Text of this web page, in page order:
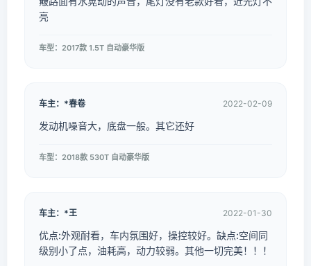
亮
车型：2017款 1.5T 自动豪华版
车主：*春卷 2022-02-09
发动机噪音大，底盘一般。其它还好
车型：2018款 530T 自动豪华版
车主：*王 2022-01-30
优点:外观耐看，车内氛围好，操控较好。缺点:空间同
级别小了点，油耗高，动力较弱。其他一切完美！！！